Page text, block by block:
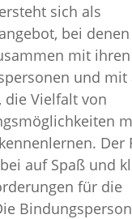
sich als
bei
mit ihren
und mit
die Vielfalt von
Der
auf Spaß und
für die